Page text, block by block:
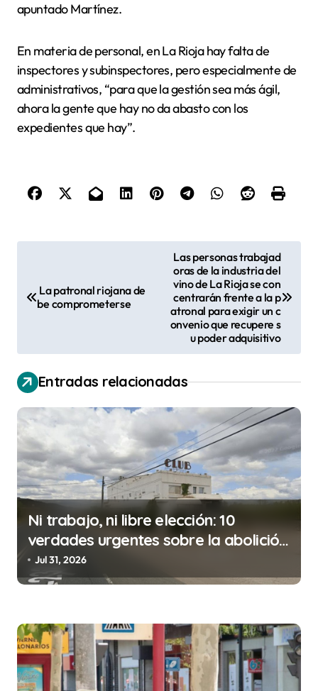
apuntado Martínez.
En materia de personal, en La Rioja hay falta de
inspectores y subinspectores, pero especialmente de
administrativos, “para que la gestión sea más ágil,
ahora la gente que hay no da abasto con los
expedientes que hay”.
a
c
i
ó
n
d
n
t
a
d
a
La patronal riojana de
be comprometerse
Las personas trabajad
oras de la industria del
vino de La Rioja se con
centrarán frente a la p
atronal para exigir un c
onvenio que recupere s
u poder adquisitivo
Entradas relacionadas
Ni trabajo, ni libre elección: 10
verdades urgentes sobre la abolición
de la prostitución
Jul 31, 2026